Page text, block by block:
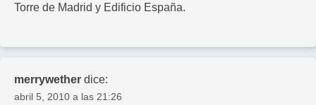
Torre de Madrid y Edificio España.
merrywether dice:
abril 5, 2010 a las 21:26